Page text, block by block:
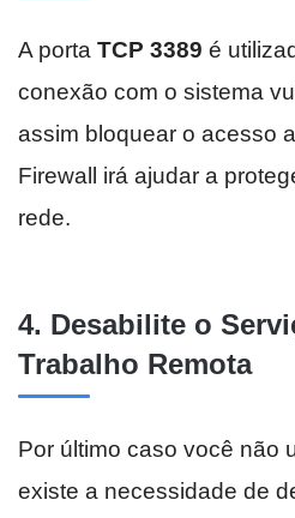
A porta TCP 3389 é
conexão com o sistema
assim bloquear o acesso
Firewall irá ajudar a
rede.
4. Desabilite o
Trabalho Remota
Por último caso você não
existe a necessidade de